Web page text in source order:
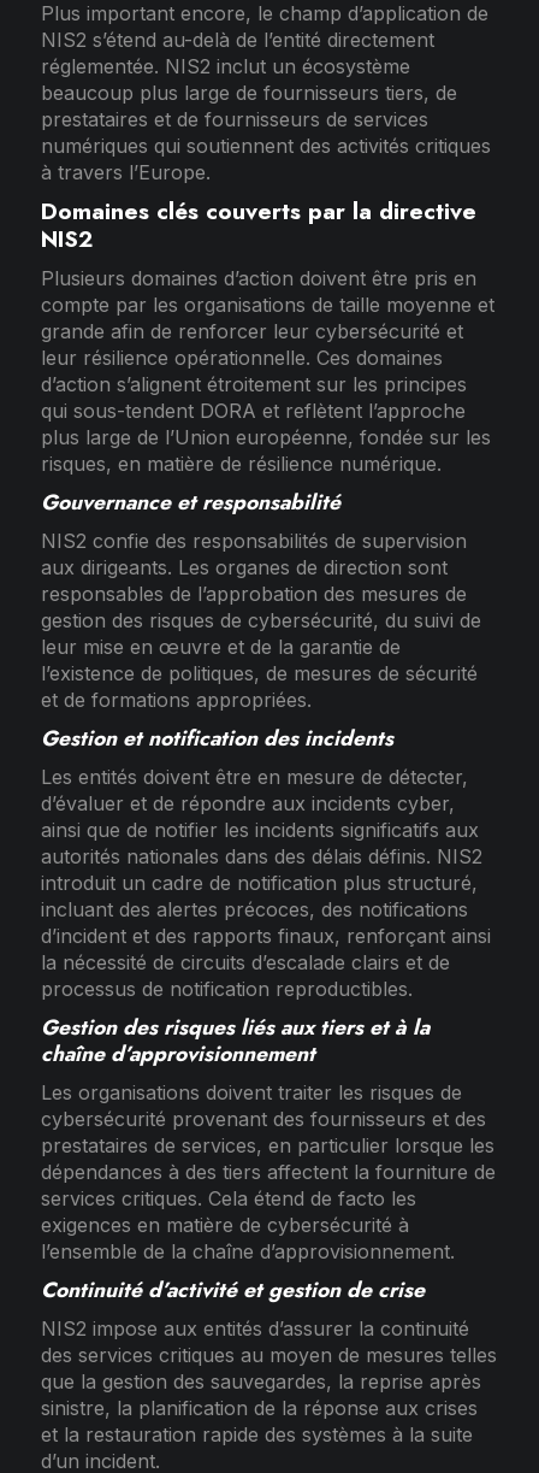
Plus important encore, le champ d’application de
NIS2 s’étend au-delà de l’entité directement
réglementée. NIS2 inclut un écosystème
beaucoup plus large de fournisseurs tiers, de
prestataires et de fournisseurs de services
numériques qui soutiennent des activités critiques
à travers l’Europe.
Domaines clés couverts par la directive
NIS2
Plusieurs domaines d’action doivent être pris en
compte par les organisations de taille moyenne et
grande afin de renforcer leur cybersécurité et
leur résilience opérationnelle. Ces domaines
d’action s’alignent étroitement sur les principes
qui sous-tendent DORA et reflètent l’approche
plus large de l’Union européenne, fondée sur les
risques, en matière de résilience numérique.
Gouvernance et responsabilité
NIS2 confie des responsabilités de supervision
aux dirigeants. Les organes de direction sont
responsables de l’approbation des mesures de
gestion des risques de cybersécurité, du suivi de
leur mise en œuvre et de la garantie de
l’existence de politiques, de mesures de sécurité
et de formations appropriées.
Gestion et notification des incidents
Les entités doivent être en mesure de détecter,
d’évaluer et de répondre aux incidents cyber,
ainsi que de notifier les incidents significatifs aux
autorités nationales dans des délais définis. NIS2
introduit un cadre de notification plus structuré,
incluant des alertes précoces, des notifications
d’incident et des rapports finaux, renforçant ainsi
la nécessité de circuits d’escalade clairs et de
processus de notification reproductibles.
Gestion des risques liés aux tiers et à la
chaîne d’approvisionnement
Les organisations doivent traiter les risques de
cybersécurité provenant des fournisseurs et des
prestataires de services, en particulier lorsque les
dépendances à des tiers affectent la fourniture de
services critiques. Cela étend de facto les
exigences en matière de cybersécurité à
l’ensemble de la chaîne d’approvisionnement.
Continuité d’activité et gestion de crise
NIS2 impose aux entités d’assurer la continuité
des services critiques au moyen de mesures telles
que la gestion des sauvegardes, la reprise après
sinistre, la planification de la réponse aux crises
et la restauration rapide des systèmes à la suite
d’un incident.